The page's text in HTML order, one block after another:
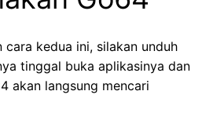
cara kedua ini, silakan unduh
tinggal buka aplikasinya dan
akan langsung mencari